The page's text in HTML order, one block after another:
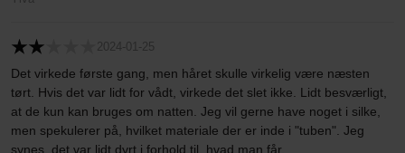
2024-01-25
Det virkede første gang, men håret skulle virkelig være næsten
tørt. Hvis det var lidt for vådt, virkede det slet ikke. Lidt besværligt,
at de kun kan bruges om natten. Jeg vil gerne have noget i silke,
men spekulerer på, hvilket materiale der er inde i "tuben". Jeg
synes, det var lidt dyrt i forhold til, hvad man får.